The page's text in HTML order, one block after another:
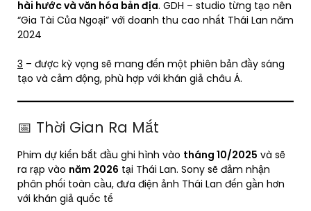
hài hước và văn hóa bản địa. GDH – studio từng tạo nên
“Gia Tài Của Ngoại” với doanh thu cao nhất Thái Lan năm
2024
3 – được kỳ vọng sẽ mang đến một phiên bản đầy sáng
tạo và cảm động, phù hợp với khán giả châu Á.
📅 Thời Gian Ra Mắt
Phim dự kiến bắt đầu ghi hình vào tháng 10/2025 và sẽ
ra rạp vào năm 2026 tại Thái Lan. Sony sẽ đảm nhận
phân phối toàn cầu, đưa điện ảnh Thái Lan đến gần hơn
với khán giả quốc tế